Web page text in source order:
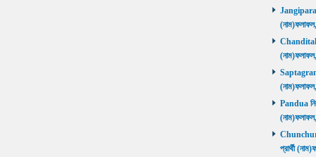
Jangipara
Chanditala
Saptagram
Pandua
Chunchura
প্রার্থী